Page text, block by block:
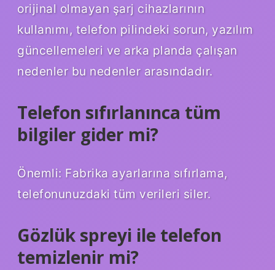
orijinal olmayan şarj cihazlarının
kullanımı, telefon pilindeki sorun, yazılım
güncellemeleri ve arka planda çalışan
nedenler bu nedenler arasındadır.
Telefon sıfırlanınca tüm
bilgiler gider mi?
Önemli: Fabrika ayarlarına sıfırlama,
telefonunuzdaki tüm verileri siler.
Gözlük spreyi ile telefon
temizlenir mi?